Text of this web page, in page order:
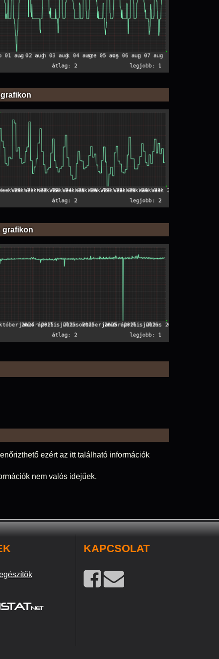
grafikon
ezért az itt található információk
nem valós idejűek.
KAPCSOLAT